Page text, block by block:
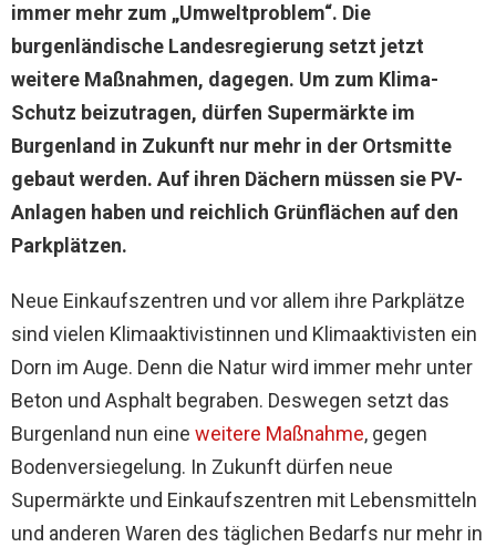
immer mehr zum „Umweltproblem“. Die
burgenländische Landesregierung setzt jetzt
weitere Maßnahmen, dagegen. Um zum Klima-
Schutz beizutragen, dürfen Supermärkte im
Burgenland in Zukunft nur mehr in der Ortsmitte
gebaut werden. Auf ihren Dächern müssen sie PV-
Anlagen haben und reichlich Grünflächen auf den
Parkplätzen.
Neue Einkaufszentren und vor allem ihre Parkplätze
sind vielen Klimaaktivistinnen und Klimaaktivisten ein
Dorn im Auge. Denn die Natur wird immer mehr unter
Beton und Asphalt begraben. Deswegen setzt das
Burgenland nun eine weitere Maßnahme, gegen
Bodenversiegelung. In Zukunft dürfen neue
Supermärkte und Einkaufszentren mit Lebensmitteln
und anderen Waren des täglichen Bedarfs nur mehr in